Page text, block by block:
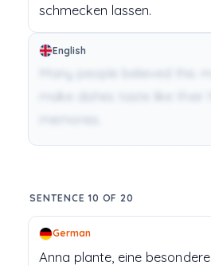
schmecken lassen.
English
SENTENCE 10 OF 20
German
Anna plante, eine besondere